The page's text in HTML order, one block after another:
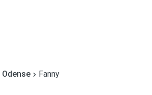
Odense Fanny